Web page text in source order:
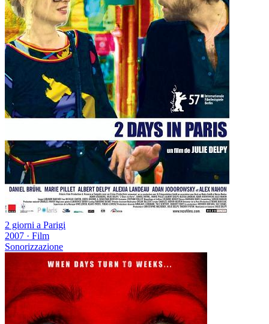
2 giorni a Parigi
2007 · Film
Sonorizzazione